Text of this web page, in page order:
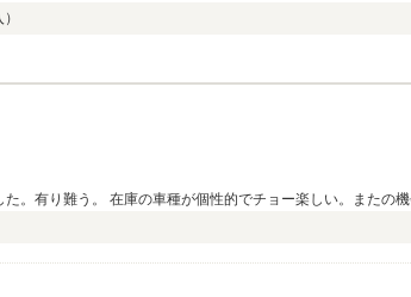
。有り難う。 在庫の車種が個性的でチョー楽しい。またの機